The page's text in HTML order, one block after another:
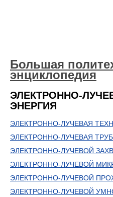
Большая
энциклопедия
ЭЛЕКТРОННО-
ЭНЕРГИЯ
ЭЛЕКТРОННО-ЛУЧЕВАЯ
ЭЛЕКТРОННО-ЛУЧЕВАЯ
ЭЛЕКТРОННО-ЛУЧЕВОЙ
ЭЛЕКТРОННО-ЛУЧЕВОЙ
ЭЛЕКТРОННО-ЛУЧЕВОЙ
ЭЛЕКТРОННО-ЛУЧЕВОЙ